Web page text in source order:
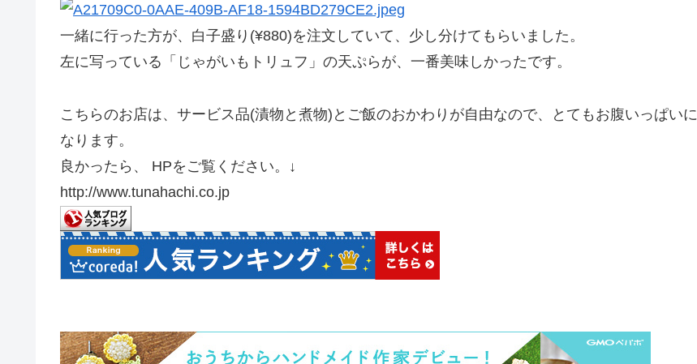
一緒に行った方が、白子盛り(¥880)を注文していて、少し分けてもらいました。
左に写っている「じゃがいもトリュフ」の天ぷらが、一番美味しかったです。
こちらのお店は、サービス品(漬物と煮物)とご飯のおかわりが自由なので、とてもお腹いっぱいに
なります。
良かったら、 HPをご覧ください。↓
http://www.tunahachi.co.jp